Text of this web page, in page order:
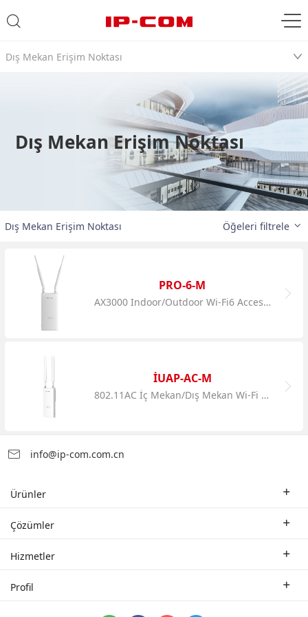
Dış Mekan Erişim Noktası
Dış Mekan Erişim Noktası
Dış Mekan Erişim Noktası Öğeleri filtrele
PRO-6-M
AX3000 Indoor/Outdoor Wi-Fi6 Access Point
IUAP-AC-M
802.11AC İç Mekan/Dış Mekan Wi-Fi Erişim Noktası
info@ip-com.com.cn
Ürünler
Kurumsal Yönlendirici
ETBM
Çözümler
Endüstri Çözümleri
Hizmetler
Branş şirketi
Profil